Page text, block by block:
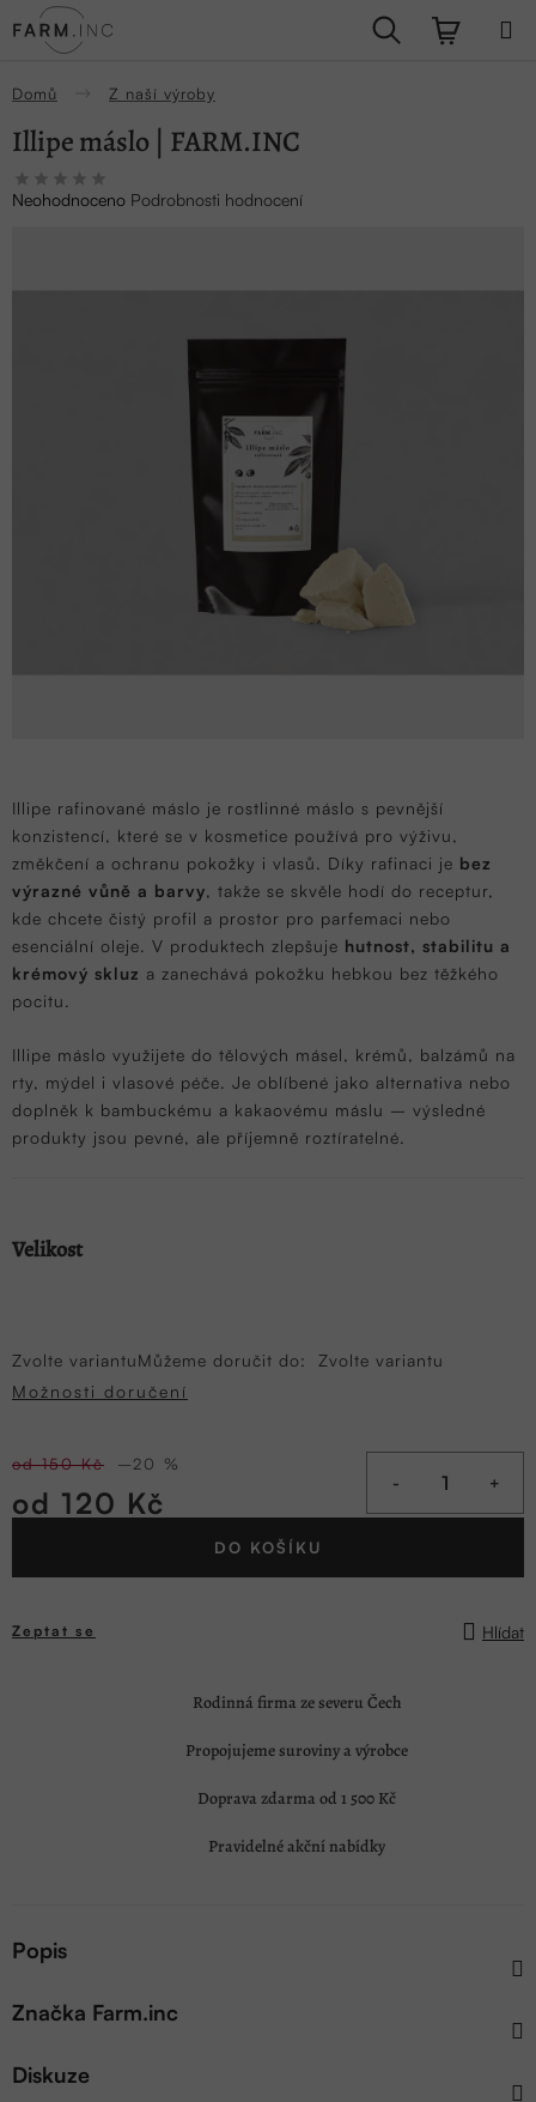
na
Hledat
Domů Z naší výroby
Illipe rafinované máslo je rostlinné máslo s pevnější
konzistencí, které se v kosmetice používá pro výživu,
změkčení a ochranu pokožky i vlasů. Díky rafinaci je bez
výrazné vůně a barvy, takže se skvěle hodí do receptur,
kde chcete čistý profil a prostor pro parfemaci nebo
esenciální oleje. V produktech zlepšuje hutnost, stabilitu a
krémový skluz a zanechává pokožku hebkou bez těžkého
pocitu.
Illipe máslo využijete do tělových másel, krémů, balzámů na
rty, mýdel i vlasové péče. Je oblíbené jako alternativa nebo
doplněk k bambuckému a kakaovému máslu – výsledné
produkty jsou pevné, ale příjemně roztíratelné.
Velikost
Zvolte variantuMůžeme doručit do:
Zvolte variantu
Možnosti doručení
od 150 Kč –20 %
od 120 Kč
DO KOŠÍKU
Zeptat se Hlídat
Illipe máslo | FARM.INC
Průměrné
hodnocení
Neohodnoceno Podrobnosti hodnocení
Rodinná firma ze severu Čech
Propojujeme suroviny a výrobce
Doprava zdarma od 1 500 Kč
Pravidelné akční nabídky
Popis
Značka Farm.inc
Diskuze